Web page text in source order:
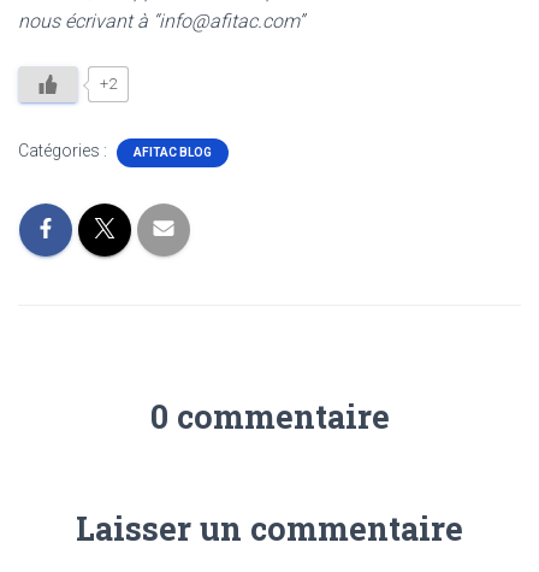
nous écrivant à “info@afitac.com”
+2
Catégories : AFITAC BLOG
0 commentaire
Laisser un commentaire